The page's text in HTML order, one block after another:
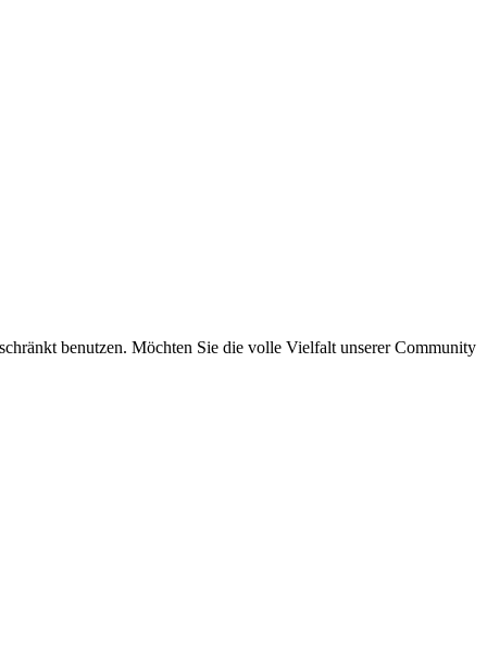
benutzen. Möchten Sie die volle Vielfalt unserer Community